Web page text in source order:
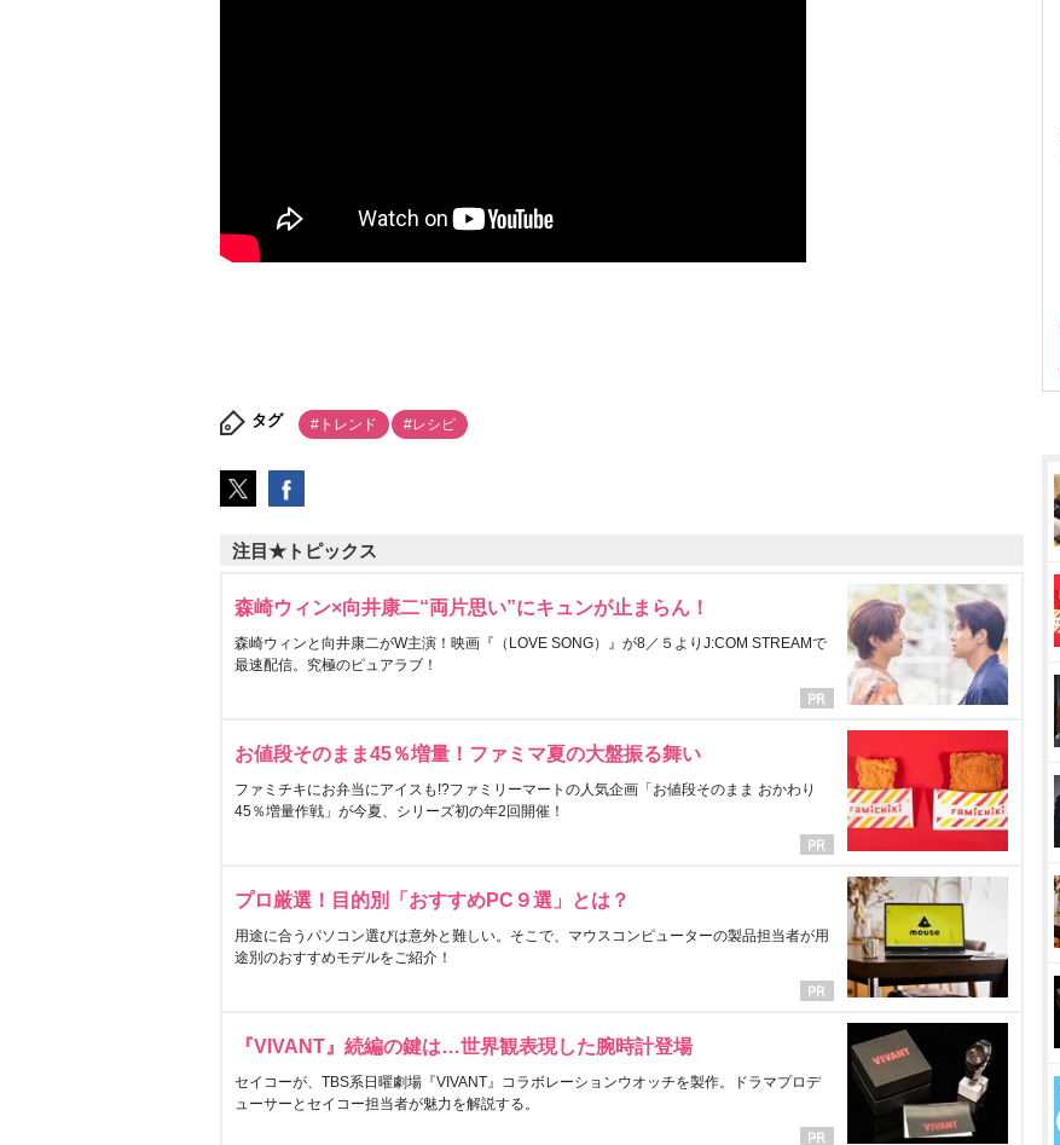
タグ #トレンド #レシピ
注目★トピックス
森崎ウィン×向井康二“両片思い”にキュンが止まらん！
森崎ウィンと向井康二がW主演！映画『（LOVE SONG）』が8／５よりJ:COM STREAMで
最速配信。究極のピュアラブ！
お値段そのまま45％増量！ファミマ夏の大盤振る舞い
ファミチキにお弁当にアイスも!?ファミリーマートの人気企画「お値段そのまま おかわり
45％増量作戦」が今夏、シリーズ初の年2回開催！
プロ厳選！目的別「おすすめPC９選」とは？
用途に合うパソコン選びは意外と難しい。そこで、マウスコンピューターの製品担当者が用
途別のおすすめモデルをご紹介！
『VIVANT』続編の鍵は…世界観表現した腕時計登場
セイコーが、TBS系日曜劇場『VIVANT』コラボレーションウオッチを製作。ドラマプロデ
ューサーとセイコー担当者が魅力を解説する。